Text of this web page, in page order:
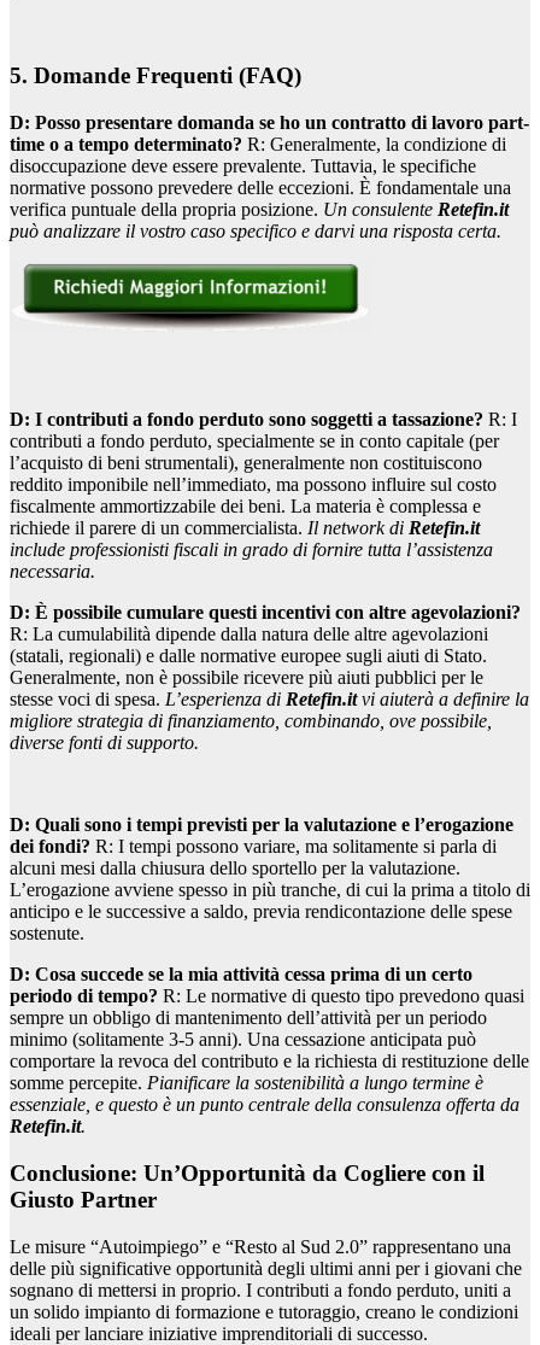
5. Domande Frequenti (FAQ)
D: Posso presentare domanda se ho un contratto di lavoro part-
time o a tempo determinato? R: Generalmente, la condizione di
disoccupazione deve essere prevalente. Tuttavia, le specifiche
normative possono prevedere delle eccezioni. È fondamentale una
verifica puntuale della propria posizione. Un consulente Retefin.it
può analizzare il vostro caso specifico e darvi una risposta certa.
D: I contributi a fondo perduto sono soggetti a tassazione? R: I
contributi a fondo perduto, specialmente se in conto capitale (per
l’acquisto di beni strumentali), generalmente non costituiscono
reddito imponibile nell’immediato, ma possono influire sul costo
fiscalmente ammortizzabile dei beni. La materia è complessa e
richiede il parere di un commercialista. Il network di Retefin.it
include professionisti fiscali in grado di fornire tutta l’assistenza
necessaria.
D: È possibile cumulare questi incentivi con altre agevolazioni?
R: La cumulabilità dipende dalla natura delle altre agevolazioni
(statali, regionali) e dalle normative europee sugli aiuti di Stato.
Generalmente, non è possibile ricevere più aiuti pubblici per le
stesse voci di spesa. L’esperienza di Retefin.itvi aiuterà a definire la
migliore strategia di finanziamento, combinando, ove possibile,
diverse fonti di supporto.
D: Quali sono i tempi previsti per la valutazione e l’erogazione
dei fondi? R: I tempi possono variare, ma solitamente si parla di
alcuni mesi dalla chiusura dello sportello per la valutazione.
L’erogazione avviene spesso in più tranche, di cui la prima a titolo di
anticipo e le successive a saldo, previa rendicontazione delle spese
sostenute.
D: Cosa succede se la mia attività cessa prima di un certo
periodo di tempo? R: Le normative di questo tipo prevedono quasi
sempre un obbligo di mantenimento dell’attività per un periodo
minimo (solitamente 3-5 anni). Una cessazione anticipata può
comportare la revoca del contributo e la richiesta di restituzione delle
somme percepite. Pianificare la sostenibilità a lungo termine è
essenziale, e questo è un punto centrale della consulenza offerta da
Retefin.it.
Conclusione: Un’Opportunità da Cogliere con il
Giusto Partner
Le misure “Autoimpiego” e “Resto al Sud 2.0” rappresentano una
delle più significative opportunità degli ultimi anni per i giovani che
sognano di mettersi in proprio. I contributi a fondo perduto, uniti a
un solido impianto di formazione e tutoraggio, creano le condizioni
ideali per lanciare iniziative imprenditoriali di successo.